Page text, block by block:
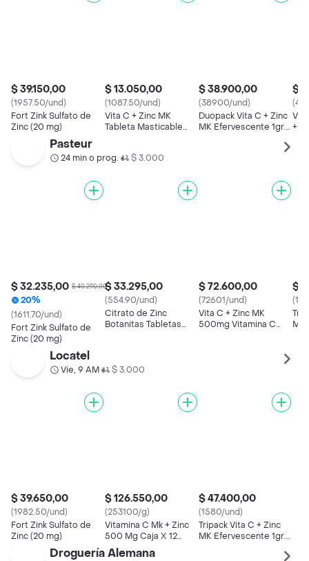
$ 39.150,00
(1957.50/und)
Fort Zink Sulfato de
Zinc (20 mg)
$ 13.050,00
(1087.50/und)
Vita C + Zinc MK
Tableta Masticable
$ 38.900,00
(38900/und)
Duopack Vita C + Zinc
MK Efervescente 1gr.
$
+
Pasteur
24 min o prog.• $ 3.000
$ 32.235,00 $ 40.290,00
20%
(1611.70/und)
Fort Zink Sulfato de
Zinc (20 mg)
$ 33.295,00
(554.90/und)
Citrato de Zinc
Botanitas Tabletas
$ 72.600,00
(72601/und)
Vita C + Zinc MK
500mg Vitamina C
$
MK
Locatel
Vie, 9 AM• $ 3.000
$ 39.650,00
(1982.50/und)
Fort Zink Sulfato de
Zinc (20 mg)
$ 126.550,00
(253100/g)
Vitamina C Mk + Zinc
500 Mg Caja X 12
Tabletas
$ 47.400,00
(1580/und)
Tripack Vita C + Zinc
MK Efervescente 1gr.
Droguería Alemana